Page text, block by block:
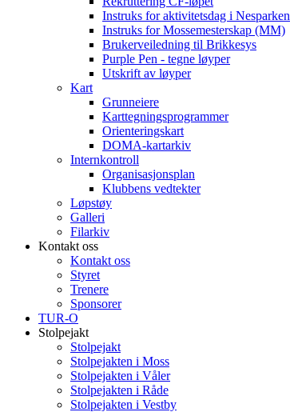
Instruks for aktivitetsdag i Nesparken
Instruks for Mossemesterskap (MM)
Brukerveiledning til Brikkesys
Purple Pen - tegne løyper
Utskrift av løyper
Kart
Grunneiere
Karttegningsprogrammer
Orienteringskart
DOMA-kartarkiv
Internkontroll
Organisasjonsplan
Klubbens vedtekter
Løpstøy
Galleri
Filarkiv
Kontakt oss
Kontakt oss
Styret
Trenere
Sponsorer
TUR-O
Stolpejakt
Stolpejakt
Stolpejakten i Moss
Stolpejakten i Våler
Stolpejakten i Råde
Stolpejakten i Vestby